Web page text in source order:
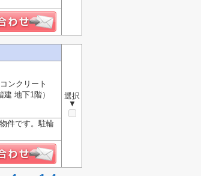
選択
▼
ンクリート
建 地下1階）
件です。駐輪